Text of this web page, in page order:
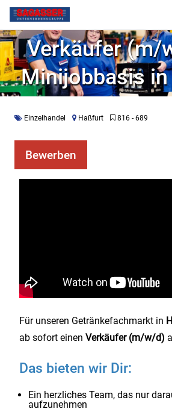
Verkäufer (m/
Minijobbasis
Einzelhandel Haßfurt 816 - 689
Bewerben
Für unseren Getränkefachmarkt in
ab sofort einen Verkäufer (m/w/d)
Das bieten wir Dir:
Ein herzliches Team, das nur
aufzunehmen